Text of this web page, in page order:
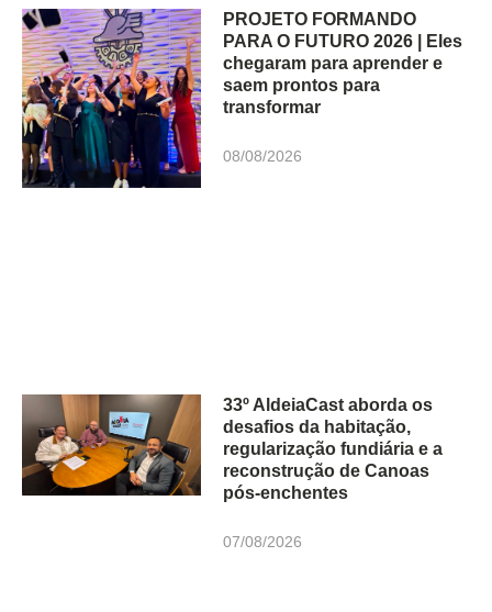
PROJETO FORMANDO
PARA O FUTURO 2026 | Eles
chegaram para aprender e
saem prontos para
transformar
08/08/2026
33º AldeiaCast aborda os
desafios da habitação,
regularização fundiária e a
reconstrução de Canoas
pós-enchentes
07/08/2026